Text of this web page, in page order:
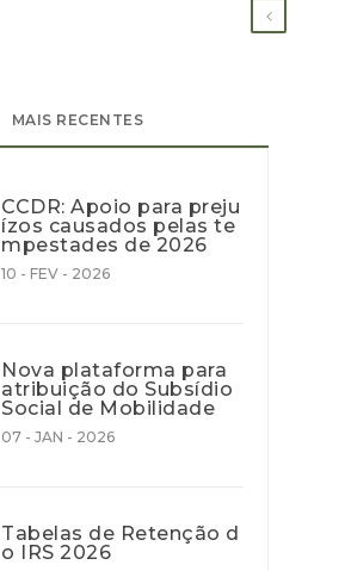
MAIS RECENTES
CCDR: Apoio para preju
ízos causados pelas te
mpestades de 2026
10 - FEV - 2026
Nova plataforma para
atribuição do Subsídio
Social de Mobilidade
07 - JAN - 2026
Tabelas de Retenção d
o IRS 2026